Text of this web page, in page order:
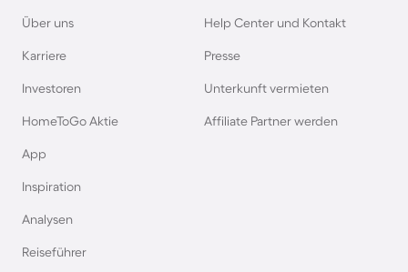
Ferienwohnungen mit Meerblick in Warnemünde
Ferienwohnungen mit Meerblick auf Amrum
Ferienwohnungen mit Meerblick in Grömitz
Timmendorfer Strand
Über uns
Karriere
Investoren
HomeToGo Aktie
App
Inspiration
Analysen
Reiseführer
Help Center und Kontakt
Presse
Unterkunft vermieten
Affiliate Partner werden